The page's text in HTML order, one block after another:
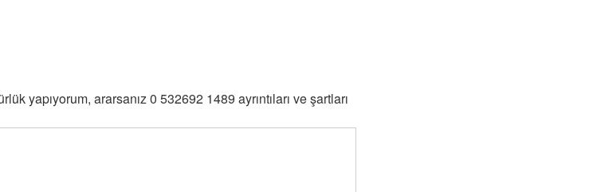
yapıyorum, ararsanız 0 532692 1489 ayrıntıları ve şartları